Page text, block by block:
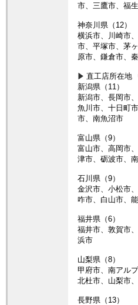
市、三鷹市、福
神奈川県（12）
横浜市、川崎市
市、平塚市、茅
原市、鎌倉市、
直工店所在地
新潟県（11）
新潟市、長岡市
魚川市、十日町
市、南魚沼市
富山県（9）
富山市、高岡市
津市、砺波市、
石川県（9）
金沢市、小松市
咋市、白山市、
福井県（6）
福井市、敦賀市
浜市
山梨県（8）
甲府市、南アル
北杜市、山梨市
長野県（13）